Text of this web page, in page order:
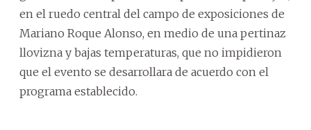
en el ruedo central del campo de exposiciones de
Mariano Roque Alonso, en medio de una pertinaz
llovizna y bajas temperaturas, que no impidieron
que el evento se desarrollara de acuerdo con el
programa establecido.